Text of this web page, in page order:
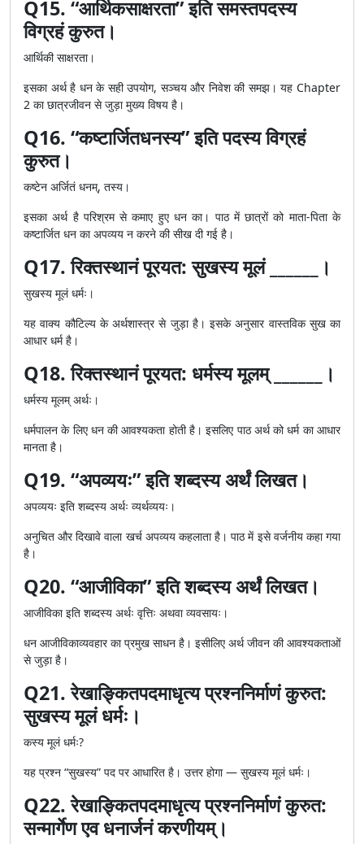
Q15. “आर्थिकसाक्षरता” इति समस्तपदस्य
विग्रहं कुरुत।
आर्थिकी साक्षरता।
इसका अर्थ है धन के सही उपयोग, सञ्चय और निवेश की समझ। यह Chapter
2 का छात्रजीवन से जुड़ा मुख्य विषय है।
Q16. “कष्टार्जितधनस्य” इति पदस्य विग्रहं
कुरुत।
कष्टेन अर्जितं धनम्, तस्य।
इसका अर्थ है परिश्रम से कमाए हुए धन का। पाठ में छात्रों को माता-पिता के
कष्टार्जित धन का अपव्यय न करने की सीख दी गई है।
Q17. रिक्तस्थानं पूरयत: सुखस्य मूलं ______।
सुखस्य मूलं धर्मः।
यह वाक्य कौटिल्य के अर्थशास्त्र से जुड़ा है। इसके अनुसार वास्तविक सुख का
आधार धर्म है।
Q18. रिक्तस्थानं पूरयत: धर्मस्य मूलम् ______।
धर्मस्य मूलम् अर्थः।
धर्मपालन के लिए धन की आवश्यकता होती है। इसलिए पाठ अर्थ को धर्म का आधार
मानता है।
Q19. “अपव्ययः” इति शब्दस्य अर्थं लिखत।
अपव्ययः इति शब्दस्य अर्थः व्यर्थव्ययः।
अनुचित और दिखावे वाला खर्च अपव्यय कहलाता है। पाठ में इसे वर्जनीय कहा गया
है।
Q20. “आजीविका” इति शब्दस्य अर्थं लिखत।
आजीविका इति शब्दस्य अर्थः वृत्तिः अथवा व्यवसायः।
धन आजीविकाव्यवहार का प्रमुख साधन है। इसीलिए अर्थ जीवन की आवश्यकताओं
से जुड़ा है।
Q21. रेखाङ्कितपदमाधृत्य प्रश्ननिर्माणं कुरुत:
सुखस्य मूलं धर्मः।
कस्य मूलं धर्मः?
यह प्रश्न “सुखस्य” पद पर आधारित है। उत्तर होगा — सुखस्य मूलं धर्मः।
Q22. रेखाङ्कितपदमाधृत्य प्रश्ननिर्माणं कुरुत:
सन्मार्गेण एव धनार्जनं करणीयम्।